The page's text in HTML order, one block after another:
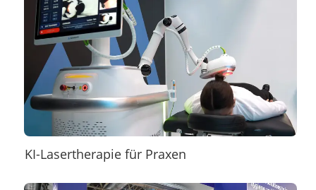
KI-Lasertherapie für Praxen